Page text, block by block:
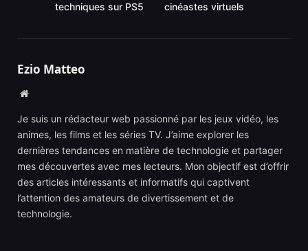
techniques sur PS5
cinéastes virtuels
Ezio Matteo
Website
Je suis un rédacteur web passionné par les jeux vidéo, les
animes, les films et les séries TV. J’aime explorer les
dernières tendances en matière de technologie et partager
mes découvertes avec mes lecteurs. Mon objectif est d’offrir
des articles intéressants et informatifs qui captivent
l’attention des amateurs de divertissement et de
technologie.